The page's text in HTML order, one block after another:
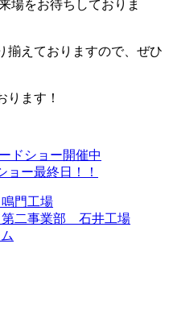
場をお待ちしておりま
揃えておりますので、ぜひ
ります！
ドショー開催中
ョー最終日！！